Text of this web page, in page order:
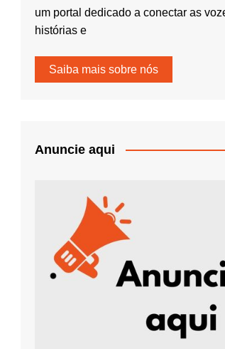
um portal dedicado a conectar as
histórias e
Saiba mais sobre nós
Anuncie aqui